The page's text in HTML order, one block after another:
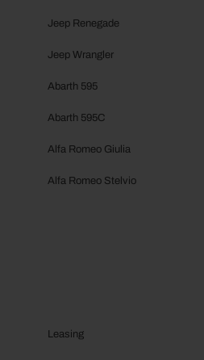
Jeep Renegade
Jeep Wrangler
Abarth 595
Abarth 595C
Alfa Romeo Giulia
Alfa Romeo Stelvio
Leasing